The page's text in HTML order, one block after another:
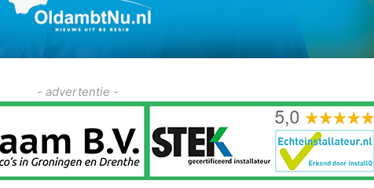
- advertentie -